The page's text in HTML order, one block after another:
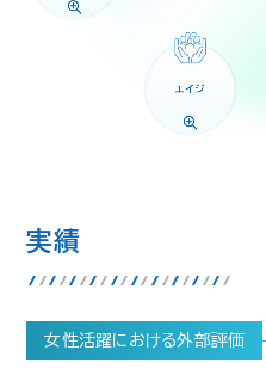
実績
女性活躍における外部評価